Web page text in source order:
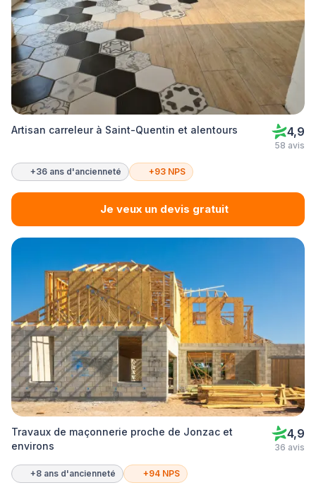
Artisan carreleur à Saint-Quentin et alentours 4,9
58 avis
+36 ans d'ancienneté +93 NPS
Je veux un devis gratuit
Travaux de maçonnerie proche de Jonzac et
environs
4,9
36 avis
+8 ans d'ancienneté +94 NPS